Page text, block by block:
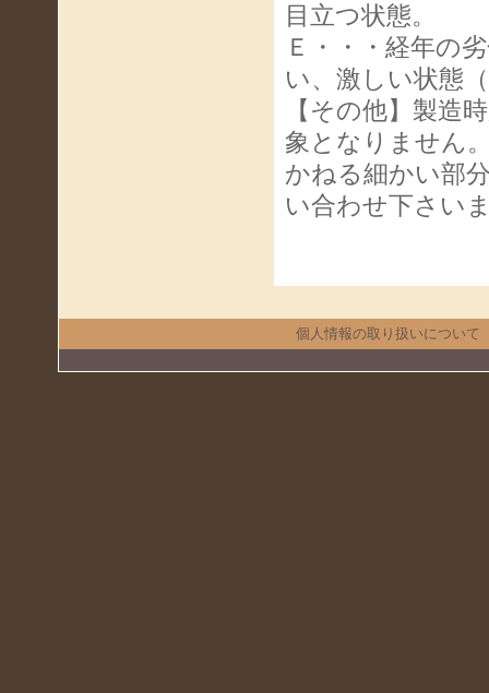
目立つ状態。
Ｅ・・・経年の
い、激しい状態
【その他】製造
象となりません
かねる細かい部
い合わせ下さい
個人情報の取り扱いについて